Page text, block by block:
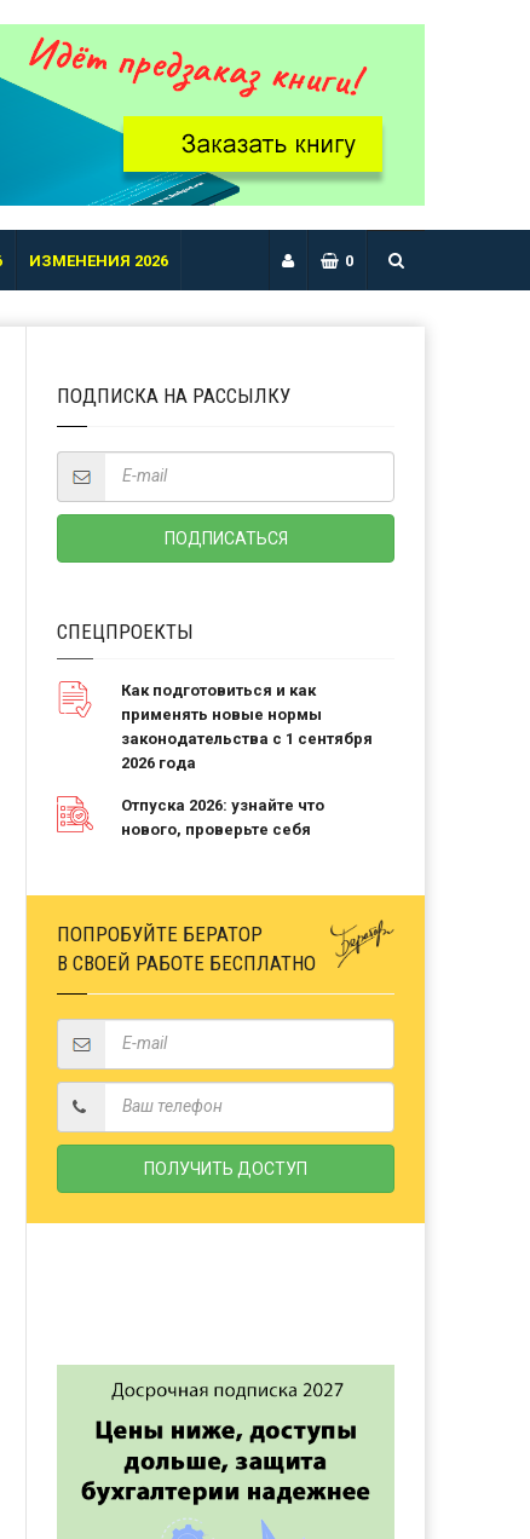
ИЗМЕНЕНИЯ 2026 0
ПОДПИСКА НА РАССЫЛКУ
СПЕЦПРОЕКТЫ
Как подготовиться и как
применять новые нормы
законодательства с 1 сентября
2026 года
Отпуска 2026: узнайте что
нового, проверьте себя
ПОПРОБУЙТЕ БЕРАТОР
В СВОЕЙ РАБОТЕ БЕСПЛАТНО